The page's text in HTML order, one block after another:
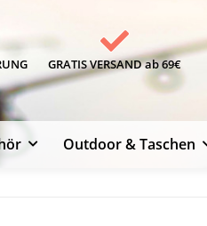
GRATIS VERSAND ab 69€
Outdoor & Taschen